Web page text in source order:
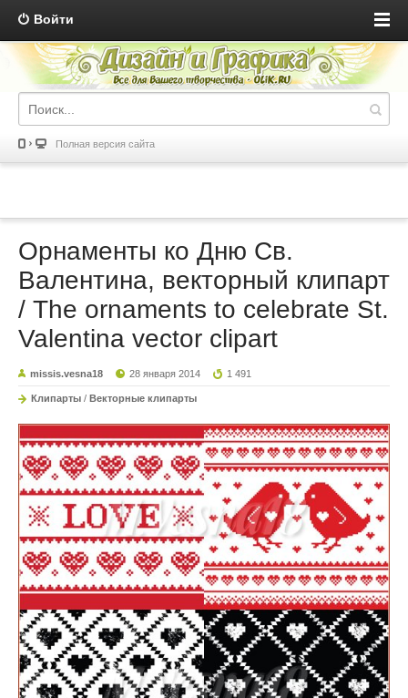
Войти
Полная версия сайта
Орнаменты ко Дню Св.
Валентина, векторный клипарт
/ The ornaments to celebrate St.
Valentina vector clipart
missis.vesna18 28 января 2014 1 491
Клипарты / Векторные клипарты